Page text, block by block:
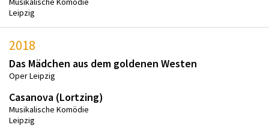
Leipzig
2018
Das Mädchen aus dem goldenen Westen
Oper Leipzig
Casanova (Lortzing)
Musikalische Komödie
Leipzig